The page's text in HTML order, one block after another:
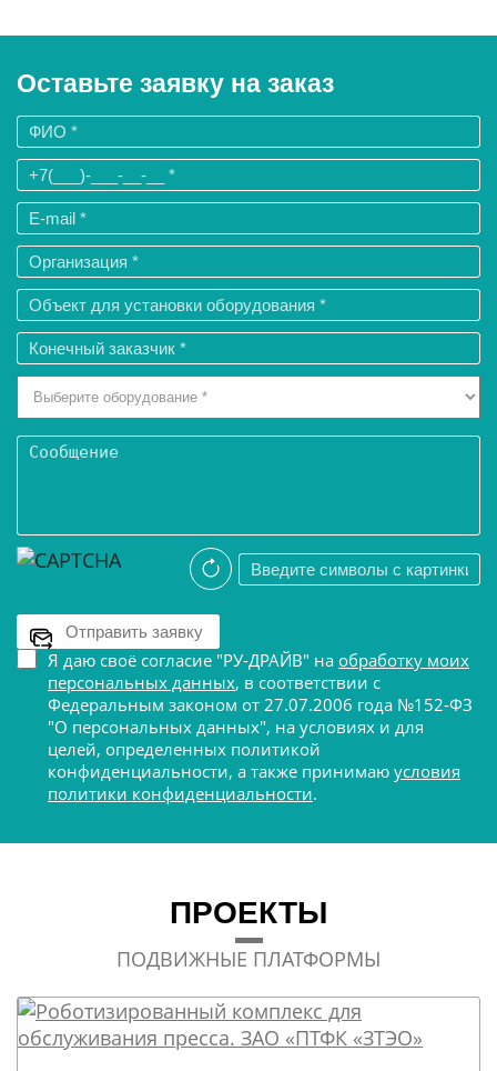
Оставьте заявку на заказ
Я даю своё согласие "РУ-ДРАЙВ" на обработку моих
персональных данных, в соответствии с
Федеральным законом от 27.07.2006 года №152-ФЗ
"О персональных данных", на условиях и для
целей, определенных политикой
конфиденциальности, а также принимаю условия
политики конфиденциальности.
ПРОЕКТЫ
ПОДВИЖНЫЕ ПЛАТФОРМЫ